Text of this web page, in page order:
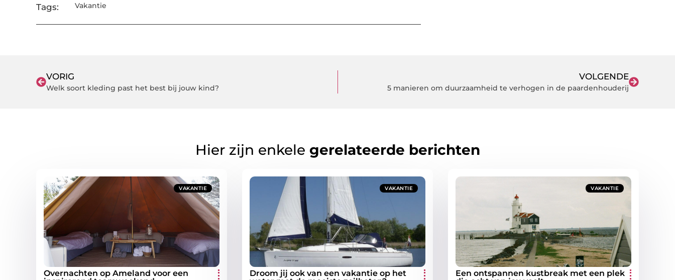
Tags: Vakantie
VORIG
Welk soort kleding past het best bij jouw kind?
VOLGENDE
5 manieren om duurzaamheid te verhogen in de paardenhouderij
Hier zijn enkele gerelateerde berichten
VAKANTIE
Overnachten op Ameland voor een
VAKANTIE
Droom jij ook van een vakantie op het
VAKANTIE
Een ontspannen kustbreak met een plek